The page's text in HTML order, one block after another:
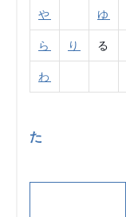
や ゆ
ら り る
わ
た